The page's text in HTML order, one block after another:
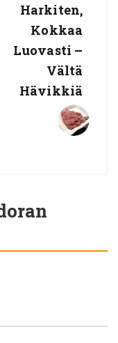
Post:
Harkiten,
Kokkaa
Luovasti –
Vältä
Hävikkiä